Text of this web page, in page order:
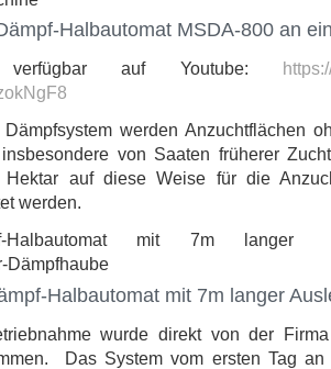
Halbautomat MSDA-800 an
verfügbar auf Youtube:
werden Anzuchtflächen
von Saaten früherer
Hektar auf diese Weise für die
werden.
Halbautomat mit 7m langer
wurde direkt von der
Das System vom ersten Tag